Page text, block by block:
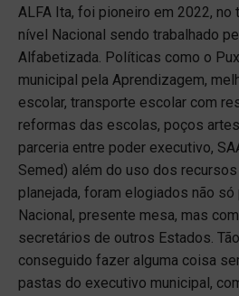
ALFA Ita, foi pioneiro em 2022, no
nível Nacional sendo trabalhado
Alfabetizada. Políticas como o
municipal pela Aprendizagem,
escolar, transporte escolar com
reformas das escolas, poços
parceria entre poder executivo,
Semed) além do uso dos
planejada, foram elogiados não só
Nacional, presente mesa, mas
secretários de outros Estados.
conseguido fazer alguma coisa
pastas do executivo municipal,